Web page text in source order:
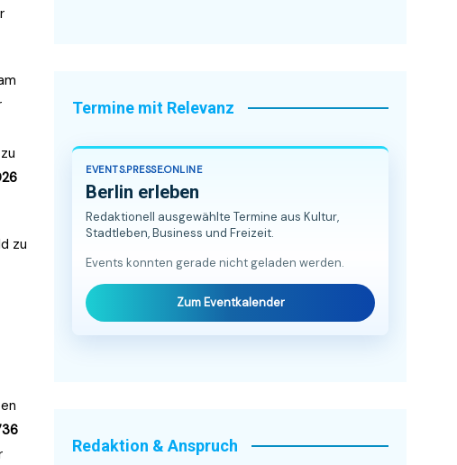
zu
Termine mit Relevanz
EVENTS.PRESSE.ONLINE
Berlin erleben
Redaktionell ausgewählte Termine aus Kultur,
Stadtleben, Business und Freizeit.
Events konnten gerade nicht geladen werden.
Zum Eventkalender
Redaktion & Anspruch